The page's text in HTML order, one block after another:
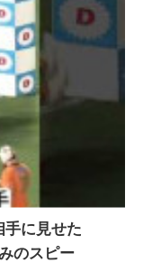
手に見せた
のスピー